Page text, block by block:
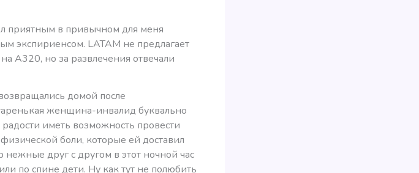
приятным в привычном для меня
экспириенсом. LATAM не предлагает
А320, но за развлечения отвечали
домой после
женщина-инвалид буквально
иметь возможность провести
боли, которые ей доставил
друг с другом в этот ночной час
по спине дети. Ну как тут не полюбить